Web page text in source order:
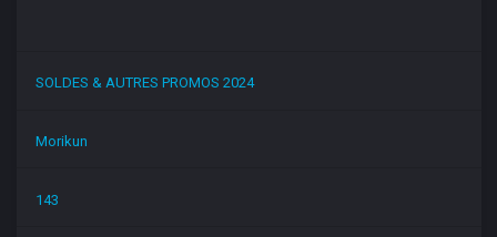
SOLDES & AUTRES PROMOS 2024
Morikun
143